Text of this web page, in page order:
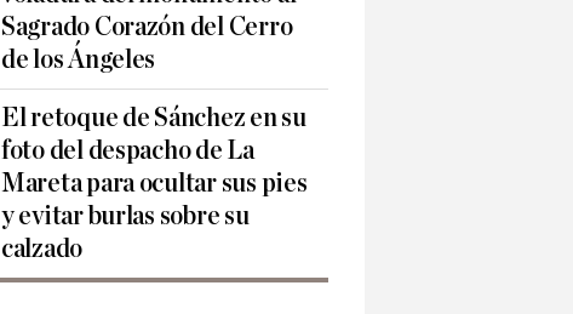
Sagrado Corazón del Cerro
de los Ángeles
El retoque de Sánchez en su
foto del despacho de La
Mareta para ocultar sus pies
y evitar burlas sobre su
calzado